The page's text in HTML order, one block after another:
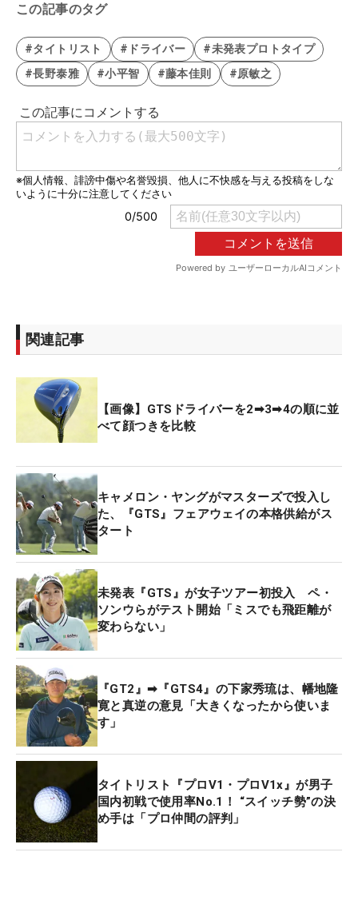
この記事のタグ
#タイトリスト #ドライバー
#未発表プロトタイプ
#長野泰雅
#小平智 #藤本佳則 #原敏之
関連記事
【画像】GTSドライバーを2➡3➡4の順に並
べて顔つきを比較
キャメロン・ヤングがマスターズで投入し
た、『GTS』フェアウェイの本格供給がス
タート
未発表『GTS』が女子ツアー初投入 ペ・
ソンウらがテスト開始「ミスでも飛距離が
変わらない」
『GT2』➡『GTS4』の下家秀琉は、幡地隆
寛と真逆の意見「大きくなったから使いま
す」
タイトリスト『プロV1・プロV1x』が男子
国内初戦で使用率No.1！ “スイッチ勢”の決
め手は「プロ仲間の評判」